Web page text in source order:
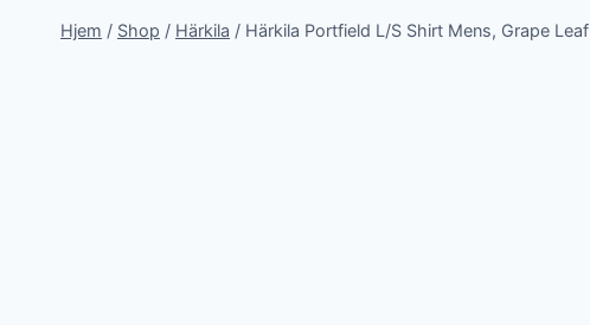
Hjem / Shop / Härkila / Härkila Portfield L/S Shirt Mens, Grape Leaf